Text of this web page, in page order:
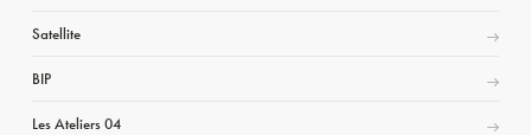
Satellite
BIP
Les Ateliers 04